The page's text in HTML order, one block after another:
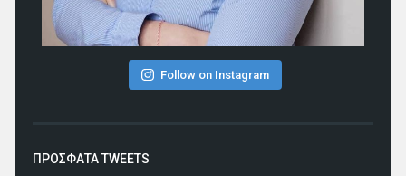
Follow on Instagram
ΠΡΟΣΦΑΤΑ TWEETS